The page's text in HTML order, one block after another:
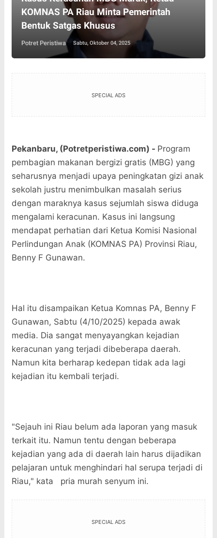
KOMNAS PA Riau Minta Pemerintah
Bentuk Satgas Khusus
Potret Peristiwa Sabtu, Oktober 04, 2025
SPECIAL ADS
Pekanbaru, (Potretperistiwa.com) - Program
pembagian makanan bergizi gratis (MBG) yang
seharusnya menjadi upaya peningkatan gizi anak
sekolah justru menimbulkan masalah serius
dengan maraknya kasus sejumlah siswa diduga
mengalami keracunan. Kasus ini langsung
mendapat perhatian dari Ketua Komisi Nasional
Perlindungan Anak (KOMNAS PA) Provinsi Riau,
Benny F Gunawan.
Hal itu disampaikan Ketua Komnas PA, Benny F
Gunawan, Sabtu (4/10/2025) kepada awak
media. Dia sangat menyayangkan kejadian
keracunan yang terjadi dibeberapa daerah.
Namun kita berharap kedepan tidak ada lagi
kejadian itu kembali terjadi.
"Sejauh ini Riau belum ada laporan yang masuk
terkait itu. Namun tentu dengan beberapa
kejadian yang ada di daerah lain harus dijadikan
pelajaran untuk menghindari hal serupa terjadi di
Riau," kata pria murah senyum ini.
SPECIAL ADS